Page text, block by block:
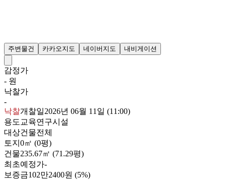
주변물건 카카오지도 네이버지도 내비게이션
감정가
- 원
낙찰가
-
낙찰개찰일2026년 06월 11일 (11:00)
용도 교육연구시설
대상건물전체
토지 0㎡ (0평)
건물235.67㎡ (71.29평)
최초예정가-
보증금102만2400원 (5%)